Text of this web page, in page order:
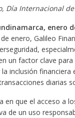
Día Internacional
enero
enero, Galileo
un factor clave
inclusión financiera
diarias
en que el acceso a
de un uso